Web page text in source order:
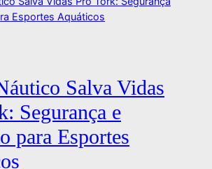
Salva Vidas
Segurança e
para Esportes